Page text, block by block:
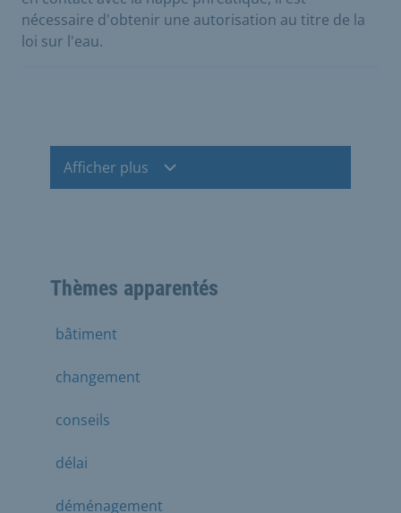
nécessaire d'obtenir une autorisation au titre de la
loi sur l'eau.
Afficher plus
Thèmes apparentés
bâtiment
changement
conseils
délai
déménagement